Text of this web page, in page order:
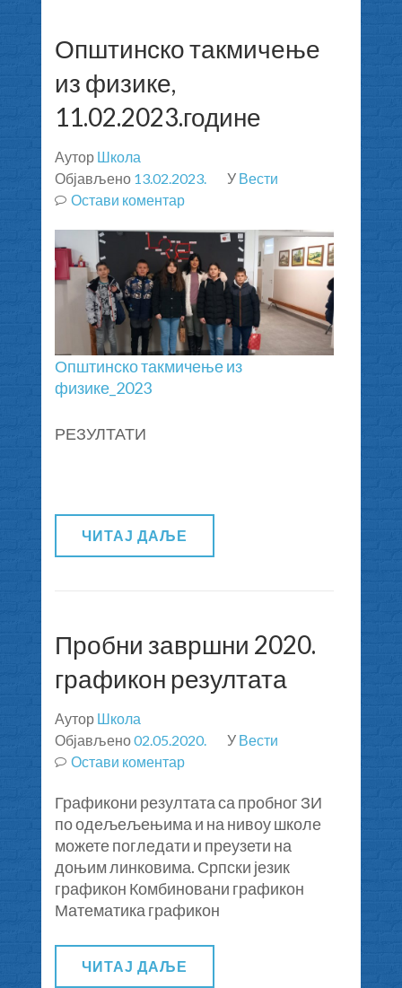
школске
Општинско такмичење
из физике,
11.02.2023.године
Аутор Школа
Објављено 13.02.2023. У Вести
Остави коментар
такмичење
из
физике,
11.02.2023.године
Општинско такмичење из
физике_2023
РЕЗУЛТАТИ
ЧИТАЈ ДАЉЕ
Пробни завршни 2020.
графикон резултата
Аутор Школа
Објављено02.05.2020. У Вести
Остави коментар
завршни
2020.
графикон
резултата
Графикони резултата са пробног ЗИ
по одељељењима и на нивоу школе
можете погледати и преузети на
доњим линковима. Српски језик
графикон Комбиновани графикон
Математика графикон
ЧИТАЈ ДАЉЕ